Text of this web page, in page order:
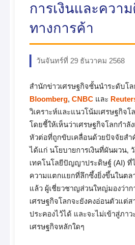
การเงินและควา
ทางการค้า
วันจันทร์ที่ 29 ธันวาคม 2568
สำนักข่าวเศรษฐกิจชั้นนำระดับโล
Bloomberg, CNBC และ
วิเคราะห์และแนวโน้มเศรษฐกิจโ
โดยชี้ให้เห็นว่าเศรษฐกิจโลกกำลัง
หัวต่อที่ถูกขับเคลื่อนด้วยปัจจัยสำ
ได้แก่ นโยบายการเงินที่ผันผวน,
เทคโนโลยีปัญญาประดิษฐ์ (AI) ที่
ความแตกแยกที่ลึกซึ้งยิ่งขึ้นในตล
แล้ว ผู้เชี่ยวชาญส่วนใหญ่มองว่าก
เศรษฐกิจโลกจะยังคงอ่อนตัวแต่
ประคองไว้ได้ และจะไม่เข้าสู่ภา
เศรษฐกิจหลักใดๆ